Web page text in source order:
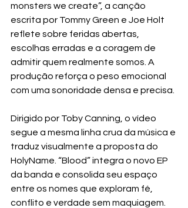
monsters we create”, a canção
escrita por Tommy Green e Joe Holt
reflete sobre feridas abertas,
escolhas erradas e a coragem de
admitir quem realmente somos. A
produção reforça o peso emocional
com uma sonoridade densa e precisa.
Dirigido por Toby Canning, o vídeo
segue a mesma linha crua da música e
traduz visualmente a proposta do
HolyName. “Blood” integra o novo EP
da banda e consolida seu espaço
entre os nomes que exploram fé,
conflito e verdade sem maquiagem.